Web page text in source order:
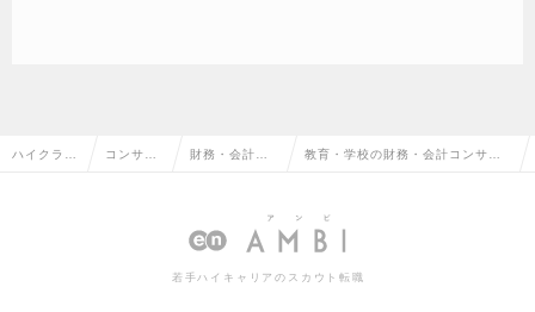
ハイクラス コンサル 財務・会計コ 教育・学校の財務・会計コンサル
若手ハイキャリアのスカウト転職